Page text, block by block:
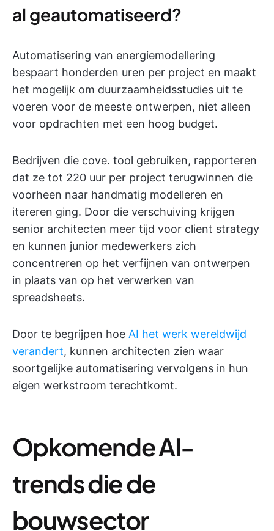
al geautomatiseerd?
Automatisering van energiemodellering
bespaart honderden uren per project en maakt
het mogelijk om duurzaamheidsstudies uit te
voeren voor de meeste ontwerpen, niet alleen
voor opdrachten met een hoog budget.
Bedrijven die cove. tool gebruiken, rapporteren
dat ze tot 220 uur per project terugwinnen die
voorheen naar handmatig modelleren en
itereren ging. Door die verschuiving krijgen
senior architecten meer tijd voor client strategy
en kunnen junior medewerkers zich
concentreren op het verfijnen van ontwerpen
in plaats van op het verwerken van
spreadsheets.
Door te begrijpen hoe AI het werk wereldwijd
verandert, kunnen architecten zien waar
soortgelijke automatisering vervolgens in hun
eigen werkstroom terechtkomt.
Opkomende AI-
trends die de
bouwsector